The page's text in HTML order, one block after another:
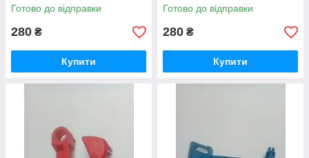
Готово до відправки
280 ₴
Купити
Готово до відправки
280 ₴
Купити